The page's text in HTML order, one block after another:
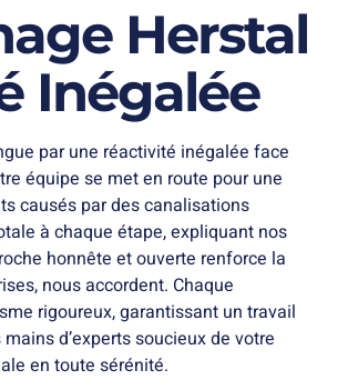
Herstal
Inégalée
par une réactivité inégalée face
équipe se met en route pour une
causés par des canalisations
à chaque étape, expliquant nos
honnête et ouverte renforce la
nous accordent. Chaque
rigoureux, garantissant un travail
d’experts soucieux de votre
en toute sérénité.